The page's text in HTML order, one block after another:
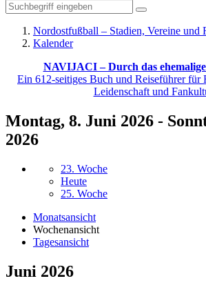
Nordostfußball – Stadien, Vereine und
Kalender
NAVIJACI – Durch das
Ein 612-seitiges Buch und Reiseführer für
Leidenschaft und
Montag, 8. Juni 2026 -
2026
23. Woche
Heute
25. Woche
Monatsansicht
Wochenansicht
Tagesansicht
Juni 2026